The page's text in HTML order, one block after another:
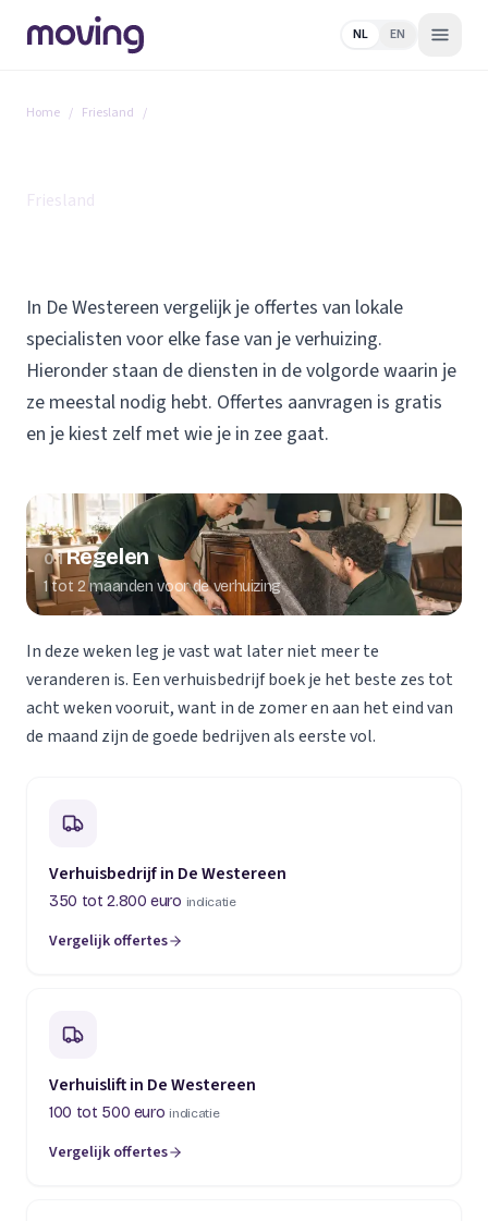
NL EN
Home / Friesland /
Friesland
In De Westereen vergelijk je offertes van lokale
specialisten voor elke fase van je verhuizing.
Hieronder staan de diensten in de volgorde waarin je
ze meestal nodig hebt. Offertes aanvragen is gratis
en je kiest zelf met wie je in zee gaat.
01Regelen
1 tot 2 maanden voor de verhuizing
In deze weken leg je vast wat later niet meer te
veranderen is. Een verhuisbedrijf boek je het beste zes tot
acht weken vooruit, want in de zomer en aan het eind van
de maand zijn de goede bedrijven als eerste vol.
Verhuisbedrijf in De Westereen
350 tot 2.800 euro indicatie
Vergelijk offertes
Verhuislift in De Westereen
100 tot 500 euro indicatie
Vergelijk offertes